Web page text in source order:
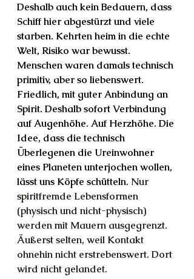
Deshalb auch kein Bedauern, dass
Schiff hier abgestürzt und viele
starben. Kehrten heim in die echte
Welt, Risiko war bewusst.
Menschen waren damals technisch
primitiv, aber so liebenswert.
Friedlich, mit guter Anbindung an
Spirit. Deshalb sofort Verbindung
auf Augenhöhe. Auf Herzhöhe. Die
Idee, dass die technisch
Überlegenen die Ureinwohner
eines Planeten unterjochen wollen,
lässt uns Köpfe schütteln. Nur
spiritfremde Lebensformen
(physisch und nicht-physisch)
werden mit Mauern ausgegrenzt.
Äußerst selten, weil Kontakt
ohnehin nicht erstrebenswert. Dort
wird nicht gelandet.